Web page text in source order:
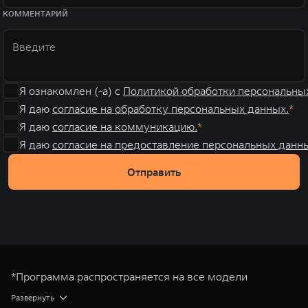
КОММЕНТАРИЙ
Я ознакомлен (-а) с Политикой обработки
Я даю согласие на обработку персональных данных.
Я даю согласие на коммуникацию.
Я даю согласие на предоставление персональных
Отправить
*Программа распространяется на все модели
автомобилей TANK во всех доступных комплектациях.
Развернуть